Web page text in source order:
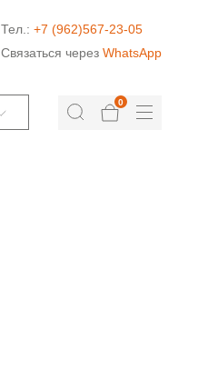
Тел.: +7 (962)567-23-05
Связаться через WhatsApp
0